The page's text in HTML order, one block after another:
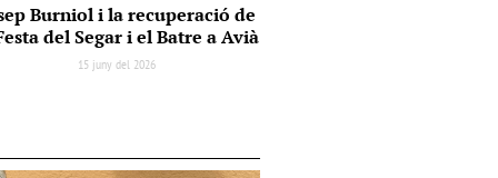
Burniol i la recuperació de
del Segar i el Batre a Avià
15 juny del 2026